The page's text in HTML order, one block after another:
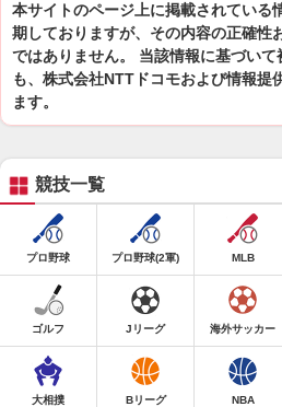
本サイトのページ上に掲載されている
期しておりますが、その内容の正確性
ではありません。 当該情報に基づい
も、株式会社NTTドコモおよび情報提
ます。
競技一覧
プロ野球 プロ野球(2軍) MLB
ゴルフ Jリーグ 海外サッカー
大相撲 Bリーグ NBA